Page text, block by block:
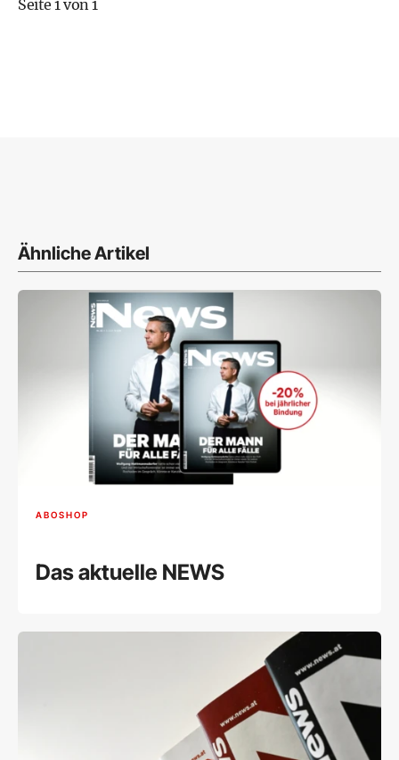
Seite 1 von 1
Ähnliche Artikel
ABOSHOP
Das aktuelle NEWS